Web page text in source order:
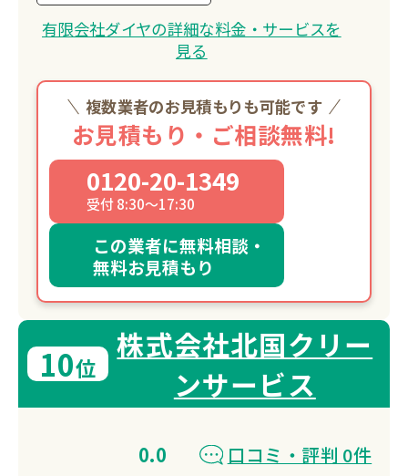
有限会社ダイヤの詳細な料金・サービスを
見る
複数業者のお見積もりも可能です
お見積もり・ご相談無料!
0120-20-1349
受付 8:30～17:30
この業者に無料相談・
無料お見積もり
10位
株式会社北国クリー
ンサービス
0.0
口コミ・評判 0件